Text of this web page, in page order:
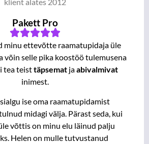
klient alates 2012
Pakett Pro
minu ettevõtte raamatupidaja üle
võin selle pika koostöö tulemusena
tea teisttäpsematjaabivalmivat
inimest.
ise oma raamatupidamist
midagi välja. Pärast seda, kui
võttis on minu elu läinud palju
Helen on mulle tutvustanud